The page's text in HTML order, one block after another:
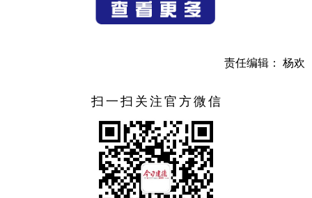
农民就业问题，带动农民增收致富，提高劳动生产率，促进
村集体收益提升，实现闲置资源盘活、产业链条完善、企业
责任编辑： 杨欢
扫一扫关注官方微信